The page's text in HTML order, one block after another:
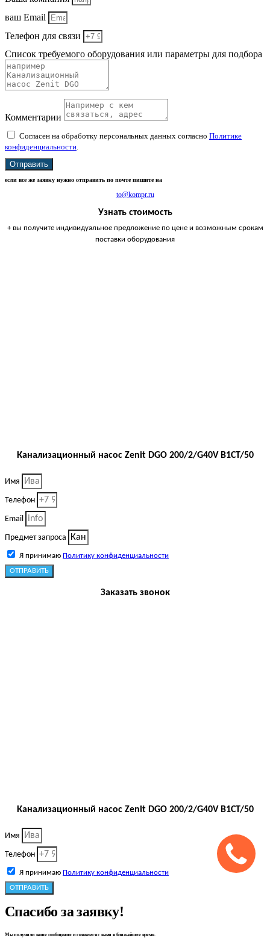
ваш Email
Телефон для связи
Список требуемого оборудования или параметры для подбора
Комментарии
Согласен на обработку персональных данных согласно Политике
конфиденциальности.
Отправить
если все же заявку нужно отправить по почте пишите на
to@kompr.ru
Узнать стоимость
+ вы получите индивидуальное предложение по цене и возможным срокам
поставки оборудования
Канализационный насос Zenit DGO 200/2/G40V B1CT/50
Имя
Телефон
Email
Предмет запроса
Я принимаю Политику конфиденциальности
ОТПРАВИТЬ
Заказать звонок
Канализационный насос Zenit DGO 200/2/G40V B1CT/50
Имя
Телефон
Я принимаю Политику конфиденциальности
ОТПРАВИТЬ
Спасибо за заявку!
Мы получили ваше сообщение и свяжемся с вами в ближайшее время.